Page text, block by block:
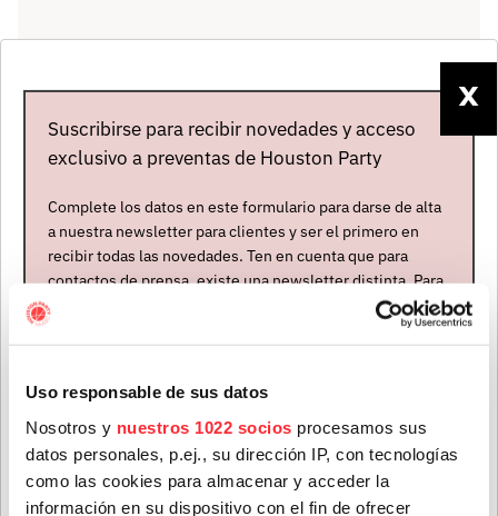
Uso responsable de sus datos
Nosotros y nuestros 1022 socios procesamos sus
datos personales, p.ej., su dirección IP, con tecnologías
como las cookies para almacenar y acceder la
información en su dispositivo con el fin de ofrecer
Artistas
X
Suscribirse para recibir novedades y acceso
exclusivo a preventas de Houston Party
Complete los datos en este formulario para darse de alta
a nuestra newsletter para clientes y ser el primero en
recibir todas las novedades. Ten en cuenta que para
contactos de prensa, existe una newsletter distinta. Para
formar parte de ella, envíanos un mensaje a
Apellidos